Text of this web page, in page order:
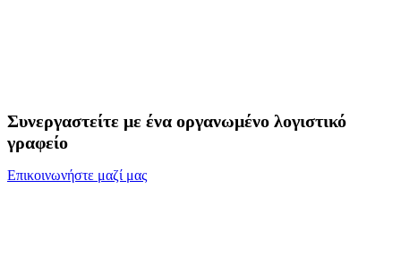
Συνεργαστείτε με ένα οργανωμένο λογιστικό
γραφείο
Επικοινωνήστε μαζί μας